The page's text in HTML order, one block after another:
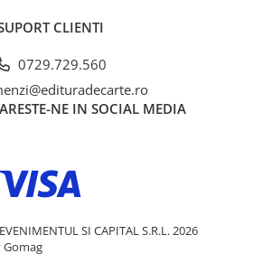
CLIENTI
0729.729.560
NE IN SOCIAL MEDIA
SI CAPITAL S.R.L. 2026
Gomag